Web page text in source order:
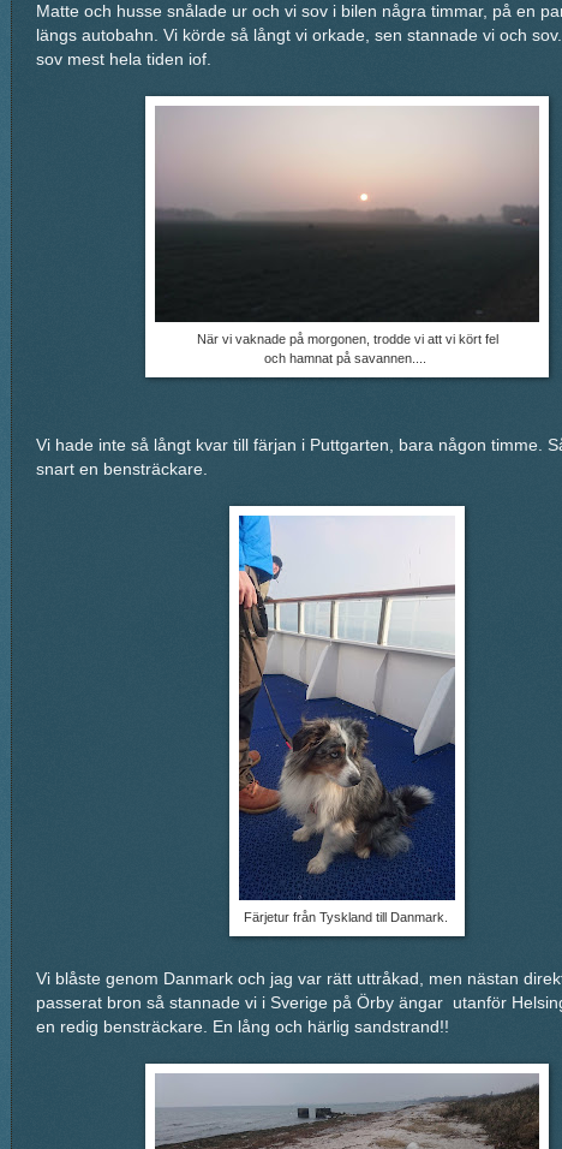
Matte och husse snålade ur och vi sov i bilen några timmar, på en
längs autobahn. Vi körde så långt vi orkade, sen stannade vi och
sov mest hela tiden iof.
När vi vaknade på morgonen, trodde vi att vi kört fel
och hamnat på savannen....
Vi hade inte så långt kvar till färjan i Puttgarten, bara någon timme.
snart en bensträckare.
Färjetur från Tyskland till Danmark.
Vi blåste genom Danmark och jag var rätt uttråkad, men nästan
passerat bron så stannade vi i Sverige på Örby ängar utanför
en redig bensträckare. En lång och härlig sandstrand!!